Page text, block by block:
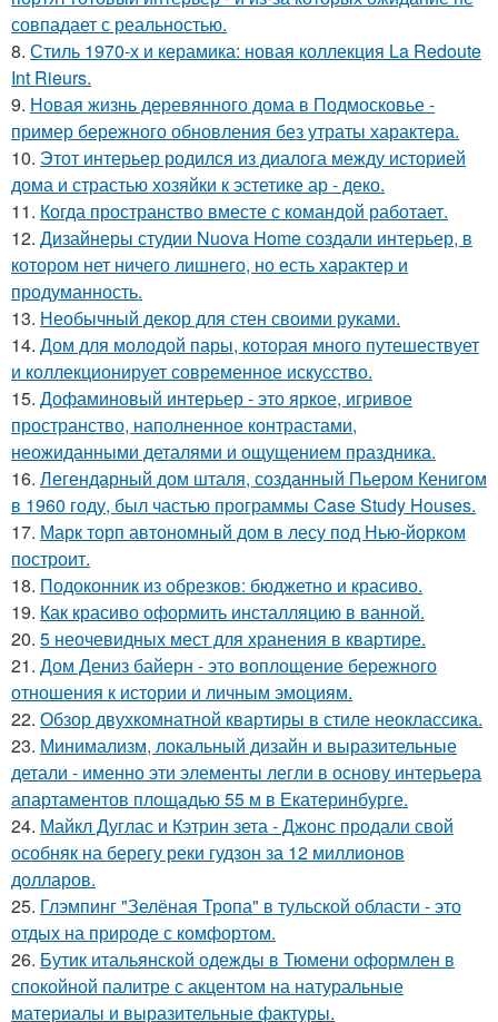
совпадает с реальностью.
8. Стиль 1970-х и керамика: новая коллекция La Redoute
Int Rieurs.
9. Новая жизнь деревянного дома в Подмосковье -
пример бережного обновления без утраты характера.
10. Этот интерьер родился из диалога между историей
дома и страстью хозяйки к эстетике ар - деко.
11. Когда пространство вместе с командой работает.
12. Дизайнеры студии Nuova Home создали интерьер, в
котором нет ничего лишнего, но есть характер и
продуманность.
13. Необычный декор для стен своими руками.
14. Дом для молодой пары, которая много путешествует
и коллекционирует современное искусство.
15. Дофаминовый интерьер - это яркое, игривое
пространство, наполненное контрастами,
неожиданными деталями и ощущением праздника.
16. Легендарный дом шталя, созданный Пьером Кенигом
в 1960 году, был частью программы Case Study Houses.
17. Марк торп автономный дом в лесу под Нью-йорком
построит.
18. Подоконник из обрезков: бюджетно и красиво.
19. Как красиво оформить инсталляцию в ванной.
20. 5 неочевидных мест для хранения в квартире.
21. Дом Дениз байерн - это воплощение бережного
отношения к истории и личным эмоциям.
22. Обзор двухкомнатной квартиры в стиле неоклассика.
23. Минимализм, локальный дизайн и выразительные
детали - именно эти элементы легли в основу интерьера
апартаментов площадью 55 м в Екатеринбурге.
24. Майкл Дуглас и Кэтрин зета - Джонс продали свой
особняк на берегу реки гудзон за 12 миллионов
долларов.
25. Глэмпинг "Зелёная Тропа" в тульской области - это
отдых на природе с комфортом.
26. Бутик итальянской одежды в Тюмени оформлен в
спокойной палитре с акцентом на натуральные
материалы и выразительные фактуры.